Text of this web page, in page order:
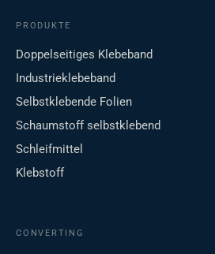
PRODUKTE
Doppelseitiges Klebeband
Industrieklebeband
Selbstklebende Folien
Schaumstoff selbstklebend
Schleifmittel
Klebstoff
CONVERTING